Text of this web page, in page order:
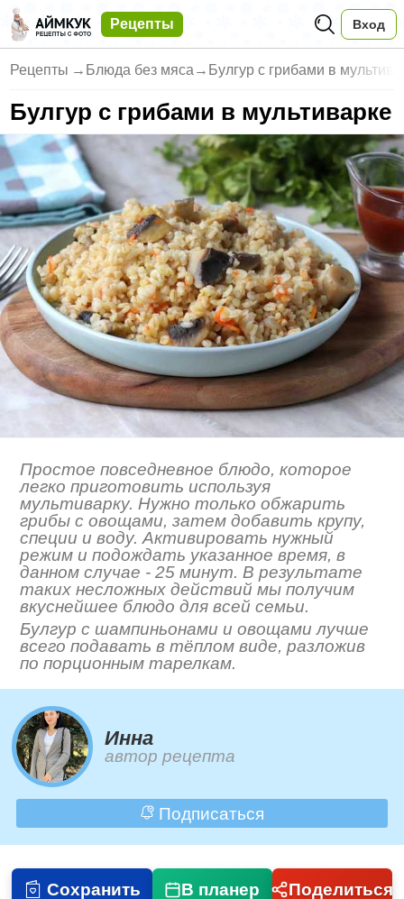
Рецепты Вход
Рецепты → Блюда без мяса → Булгур с грибами в
Булгур с грибами в мультиварке
Простое повседневное блюдо, которое
легко приготовить используя
мультиварку. Нужно только обжарить
грибы с овощами, затем добавить крупу,
специи и воду. Активировать нужный
режим и подождать указанное время, в
данном случае - 25 минут. В результате
таких несложных действий мы получим
вкуснейшее блюдо для всей семьи.
Булгур с шампиньонами и овощами лучше
всего подавать в тёплом виде, разложив
по порционным тарелкам.
Инна
автор рецепта
Подписаться
Сохранить В планер Поделиться